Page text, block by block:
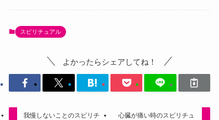
スピリチュアル
よかったらシェアしてね！
我慢しないことのスピリチ
心臓が痛い時のスピリチュ